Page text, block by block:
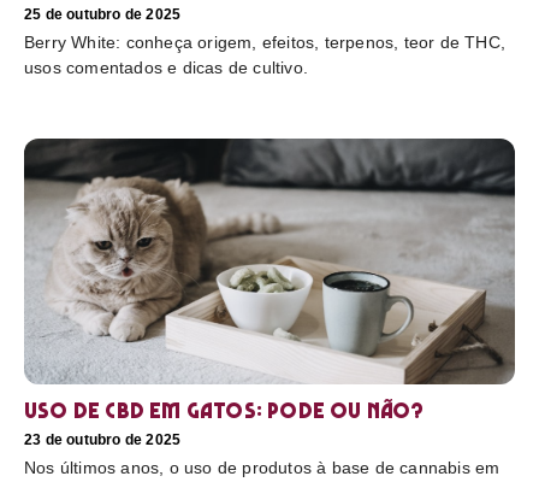
25 de outubro de 2025
Berry White: conheça origem, efeitos, terpenos, teor de THC,
usos comentados e dicas de cultivo.
Uso de CBD em gatos: pode ou não?
23 de outubro de 2025
Nos últimos anos, o uso de produtos à base de cannabis em